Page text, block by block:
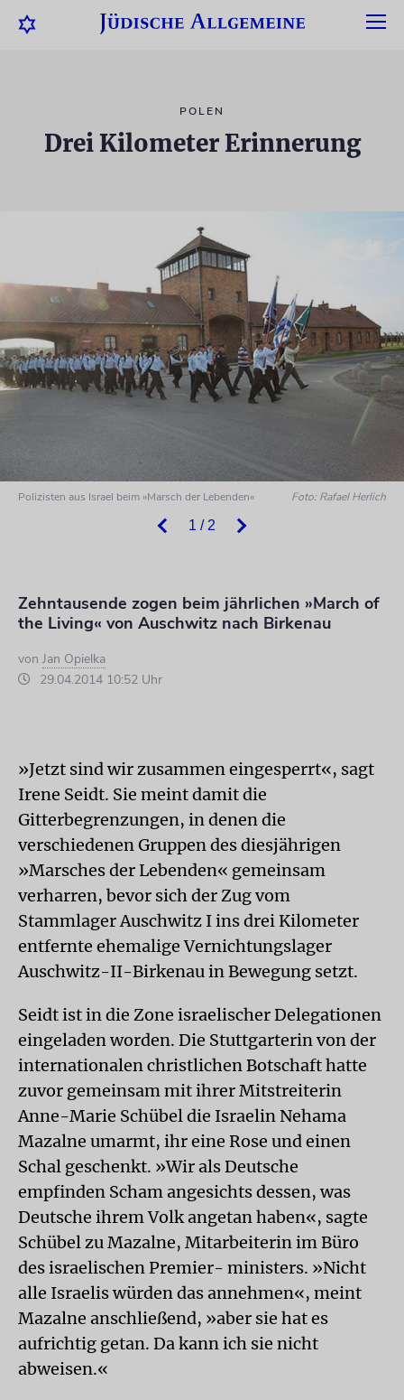
POLEN
Drei Kilometer Erinnerung
1 / 2
Polizisten aus Israel beim »Marsch der Lebenden« Foto: Rafael Herlich
Zehntausende zogen beim jährlichen »March of
the Living« von Auschwitz nach Birkenau
von Jan Opielka
29.04.2014 10:52 Uhr
»Jetzt sind wir zusammen eingesperrt«, sagt
Irene Seidt. Sie meint damit die
Gitterbegrenzungen, in denen die
verschiedenen Gruppen des diesjährigen
»Marsches der Lebenden« gemeinsam
verharren, bevor sich der Zug vom
Stammlager Auschwitz I ins drei Kilometer
entfernte ehemalige Vernichtungslager
Auschwitz-II-Birkenau in Bewegung setzt.
Seidt ist in die Zone israelischer Delegationen
eingeladen worden. Die Stuttgarterin von der
internationalen christlichen Botschaft hatte
zuvor gemeinsam mit ihrer Mitstreiterin
Anne-Marie Schübel die Israelin Nehama
Mazalne umarmt, ihr eine Rose und einen
Schal geschenkt. »Wir als Deutsche
empfinden Scham angesichts dessen, was
Deutsche ihrem Volk angetan haben«, sagte
Schübel zu Mazalne, Mitarbeiterin im Büro
des israelischen Premier- ministers. »Nicht
alle Israelis würden das annehmen«, meint
Mazalne anschließend, »aber sie hat es
aufrichtig getan. Da kann ich sie nicht
abweisen.«